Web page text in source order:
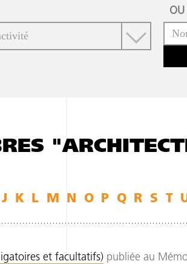
OU
J K L M N O P Q R S T
et facultatifs) publiée au